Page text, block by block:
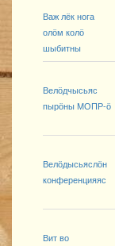
Важ лёк нога
олӧм колӧ
шыбитны
Велӧдчысьяс
пырӧны МОПР-ӧ
Велӧдысьяслӧн
конференцияяс
Вит во